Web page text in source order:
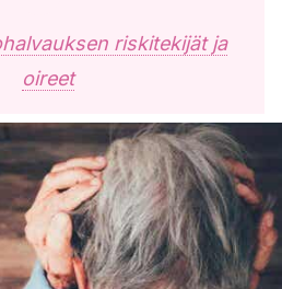
riskitekijät ja
oireet